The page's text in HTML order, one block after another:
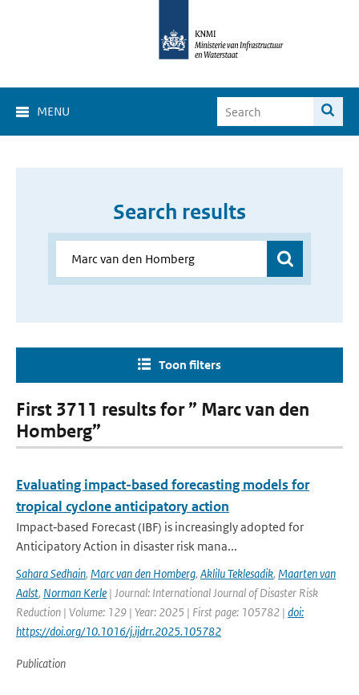
MENU
Search results
Toon filters
First 3711 results for ” Marc van den
Homberg”
Evaluating impact-based forecasting models for
tropical cyclone anticipatory action
Impact‐based Forecast (IBF) is increasingly adopted for
Anticipatory Action in disaster risk mana...
Sahara Sedhain, Marc van den Homberg, Aklilu Teklesadik, Maarten van
Aalst, Norman Kerle | Journal: International Journal of Disaster Risk
Reduction | Volume: 129 | Year: 2025 | First page: 105782 | doi:
https://doi.org/10.1016/j.ijdrr.2025.105782
Publication